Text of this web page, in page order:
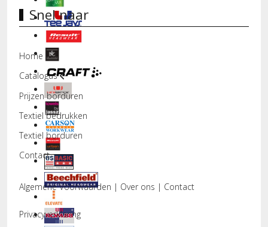
Snel naar
Home
Catalogus
Prijzen borduren
Textiel bedrukken
Textiel borduren
Contact
Algemene Voorwaarden | Over ons | Contact
Privacyverklaring